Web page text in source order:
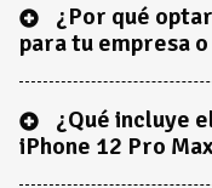
¿Por qué
para tu empresa
¿Qué incluye
iPhone 12 Pro